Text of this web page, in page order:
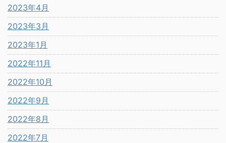
2023年4月
2023年3月
2023年1月
2022年11月
2022年10月
2022年9月
2022年8月
2022年7月